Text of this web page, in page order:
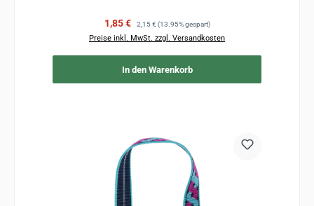
Verkaufspreis:
1,85 € Regulärer Preis:
2,15 € (13.95% gespart)
Preise inkl. MwSt. zzgl. Versandkosten
In den Warenkorb